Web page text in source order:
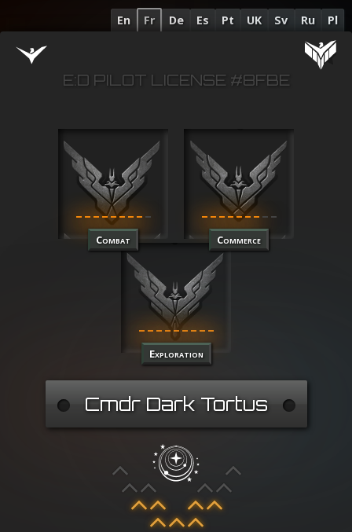
En Fr De Es Pt UK Sv Ru Pl
E:D PILOT LICENSE #8FBE
Combat Commerce
Exploration
Cmdr Dark Tortus